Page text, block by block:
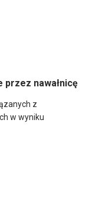
przez nawałnicę
z
w wyniku